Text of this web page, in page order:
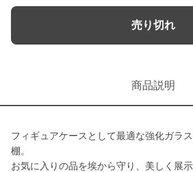
売り切れ
商品説明
フィギュアケースとして最適な強化ガラ
棚。
お気に入りの品を埃から守り、美しく展示